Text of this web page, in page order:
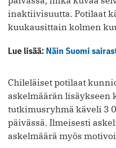
inaktiivisuutta. Potilaat
kuukausittain kolmen
Lue lisää: Näin Suomi
Chileläiset potilaat
askelmäärän lisäykseen
tutkimusryhmä käveli 3
päivässä. Ilmeisesti
askelmäärä myös